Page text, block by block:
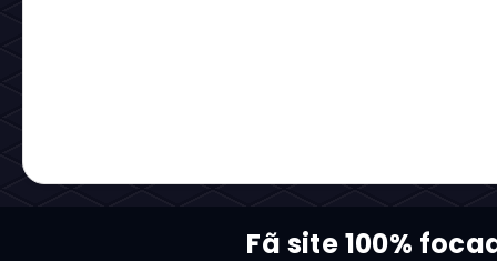
Fã site 100%